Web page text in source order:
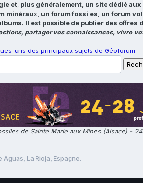
et, plus généralement, un site dédié
un forum fossiles, un forum
Il est possible de publier des
partager vos connaissances, vivre
uns des principaux sujets de Géoforum
de Sainte Marie aux Mines (Alsace) -
La Rioja, Espagne.